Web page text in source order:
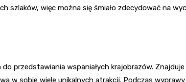
szlaków, więc można się śmiało zdecydować na
przedstawiania wspaniałych krajobrazów.
w sobie wiele unikalnych atrakcji. Podczas wyprawy